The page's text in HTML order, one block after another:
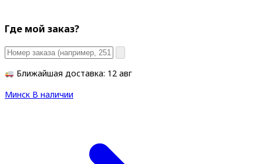
Где мой заказ?
Ближайшая доставка: 12 авг
Минск В наличии